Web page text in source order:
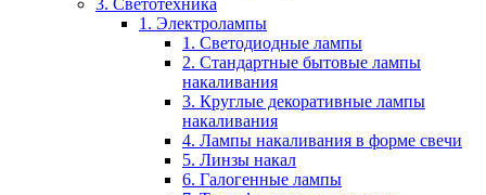
3. Светотехника
1. Электролампы
1. Светодиодные лампы
2. Стандартные бытовые лампы
накаливания
3. Круглые декоративные лампы
накаливания
4. Лампы накаливания в форме свечи
5. Линзы накал
6. Галогенные лампы